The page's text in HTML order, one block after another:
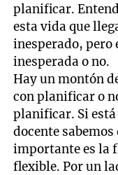
planificar.
esta vida que
inesperado, pero
inesperada o no.
Hay un montón
con planificar o
planificar. Si
docente
importante es la
flexible. Por un